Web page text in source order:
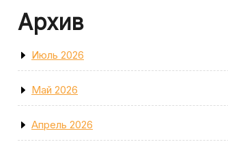
Архив
Июль 2026
Май 2026
Апрель 2026